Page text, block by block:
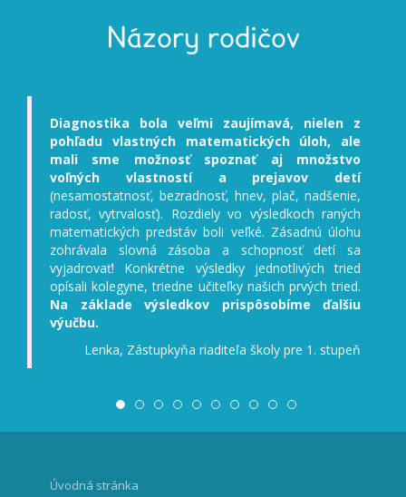
Názory rodičov
Diagnostika bola veľmi zaujímavá, nielen z
pohľadu vlastných matematických úloh, ale
mali sme možnosť spoznať aj množstvo
voľných vlastností a prejavov detí
(nesamostatnosť, bezradnosť, hnev, plač, nadšenie,
radosť, vytrvalosť). Rozdiely vo výsledkoch raných
matematických predstáv boli veľké. Zásadnú úlohu
zohrávala slovná zásoba a schopnosť detí sa
vyjadrovať! Konkrétne výsledky jednotlivých tried
opísali kolegyne, triedne učiteľky našich prvých tried.
Na základe výsledkov prispôsobíme ďalšiu
výučbu.
Lenka, Zástupkyňa riaditeľa školy pre 1. stupeň
Úvodná stránka